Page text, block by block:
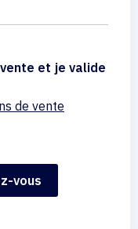
et je valide
de vente